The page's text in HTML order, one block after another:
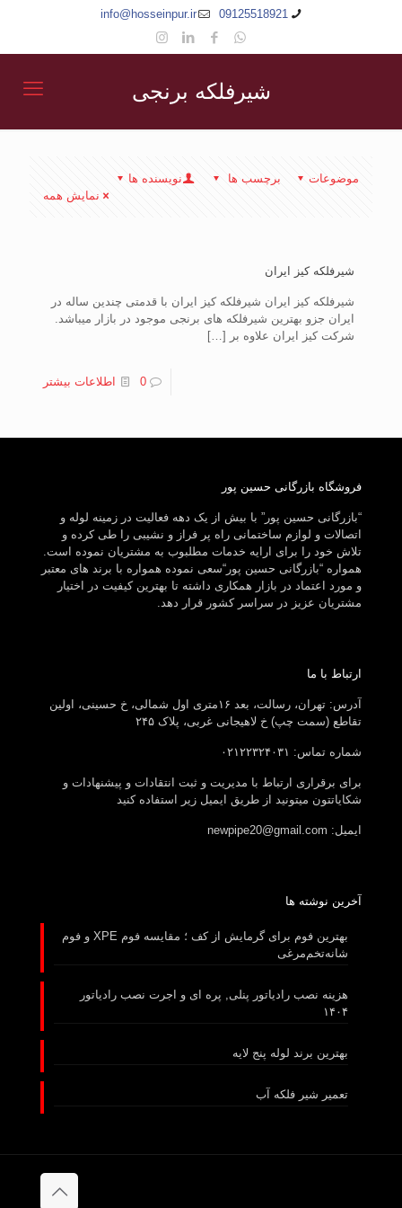
09125518921
info@hosseinpur.ir
شیرفلکه برنجی
موضوعات برچسب ها
نویسنده ها
نمایش همه
شیرفلکه کیز ایران
شیرفلکه کیز ایران شیرفلکه کیز ایران با قدمتی چندین ساله در
ایران جزو بهترین شیرفلکه های برنجی موجود در بازار میباشد.
شرکت کیز ایران علاوه بر
[…]
0 اطلاعات بیشتر
فروشگاه بازرگانی حسین پور
“بازرگانی حسین پور” با بیش از یک دهه فعالیت در زمینه لوله و
اتصالات و لوازم ساختمانی راه پر فراز و نشیبی را طی کرده و
تلاش خود را برای ارایه خدمات مطلبوب به مشتریان نموده است.
همواره “بازرگانی حسین پور“سعی نموده همواره با برند های معتبر
و مورد اعتماد در بازار همکاری داشته تا بهترین کیفیت در اختیار
مشتریان عزیز در سراسر کشور قرار دهد.
ارتباط با ما
آدرس: تهران، رسالت، بعد ۱۶متری اول شمالی، خ حسینی، اولین
تقاطع (سمت چپ) خ لاهیجانی غربی، پلاک ۲۴۵
شماره تماس: ۰۲۱۲۲۳۲۴۰۳۱
برای برقراری ارتباط با مدیریت و ثبت انتقادات و پیشنهادات و
شکایاتتون میتونید از طریق ایمیل زیر استفاده کنید
ایمیل: newpipe20@gmail.com
آخرین نوشته ها
بهترین فوم برای گرمایش از کف ؛ مقایسه فوم XPE و فوم
شانه‌تخم‌مرغی
هزینه نصب رادیاتور پنلی, پره ای و اجرت نصب رادیاتور
۱۴۰۴
بهترین برند لوله پنج لایه
تعمیر شیر فلکه آب